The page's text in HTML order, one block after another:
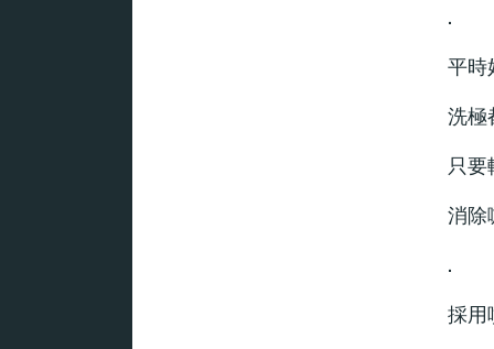
.
平時
洗極
只
消除
.
採用